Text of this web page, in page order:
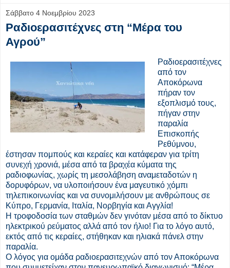
Σάββατο 4 Νοεμβρίου 2023
Ραδιοερασιτέχνες στη “Μέρα του
Αγρού”
Ραδιοερασιτέχνες
από τον
Αποκόρωνα
πήραν τον
εξοπλισμό τους,
πήγαν στην
παραλία
Επισκοπής
Ρεθύμνου,
έστησαν πομπούς και κεραίες και κατάφεραν για τρίτη
συνεχή χρονιά, μέσα από τα βραχέα κύματα της
ραδιοφωνίας, χωρίς τη μεσολάβηση αναμεταδοτών η
δορυφόρων, να υλοποιήσουν ένα μαγευτικό χόμπι
τηλεπικοινωνίας και να συνομιλήσουν με ανθρώπους σε
Κύπρο, Γερμανία, Ιταλία, Νορβηγία και Αγγλία!
Η τροφοδοσία των σταθμών δεν γινόταν μέσα από το δίκτυο
ηλεκτρικού ρεύματος αλλά από τον ήλιο! Για το λόγο αυτό,
εκτός από τις κεραίες, στήθηκαν και ηλιακά πάνελ στην
παραλία.
Ο λόγος για ομάδα ραδιοερασιτεχνών από τον Αποκόρωνα